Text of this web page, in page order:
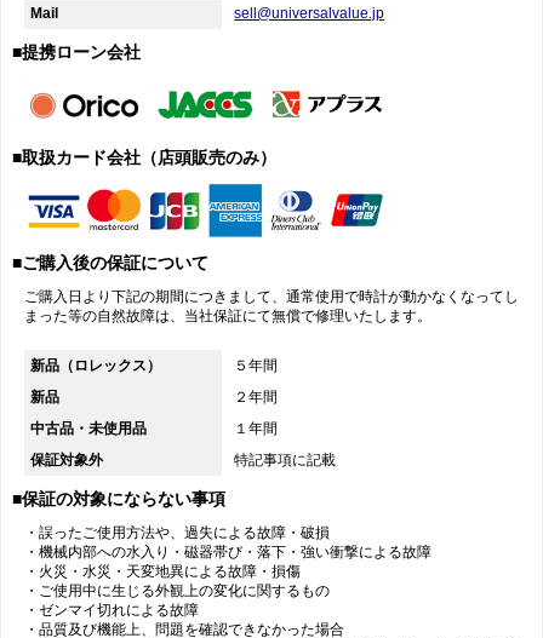
Mail sell@universalvalue.jp
■提携ローン会社
■取扱カード会社（店頭販売のみ）
■ご購入後の保証について
ご購入日より下記の期間につきまして、通常使用で時計が動かなくなってし
まった等の自然故障は、当社保証にて無償で修理いたします。
新品（ロレックス）
５年間
新品
２年間
中古品・未使用品
１年間
保証対象外
特記事項に記載
■保証の対象にならない事項
・誤ったご使用方法や、過失による故障・破損
・機械内部への水入り・磁器帯び・落下・強い衝撃による故障
・火災・水災・天変地異による故障・損傷
・ご使用中に生じる外観上の変化に関するもの
・ゼンマイ切れによる故障
・品質及び機能上、問題を確認できなかった場合